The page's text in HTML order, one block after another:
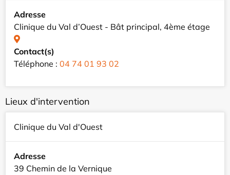
Adresse
Clinique du Val d’Ouest - Bât principal, 4ème étage
Contact(s)
Téléphone : 04 74 01 93 02
Lieux d'intervention
Clinique du Val d'Ouest
Adresse
39 Chemin de la Vernique